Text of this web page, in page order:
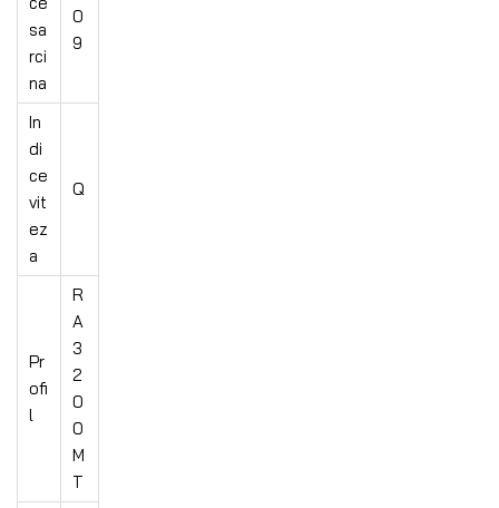
sa
rci
na
0
9
In
di
ce
vit
ez
a
Q
Pr
ofi
l
R
A
3
2
0
0
M
T